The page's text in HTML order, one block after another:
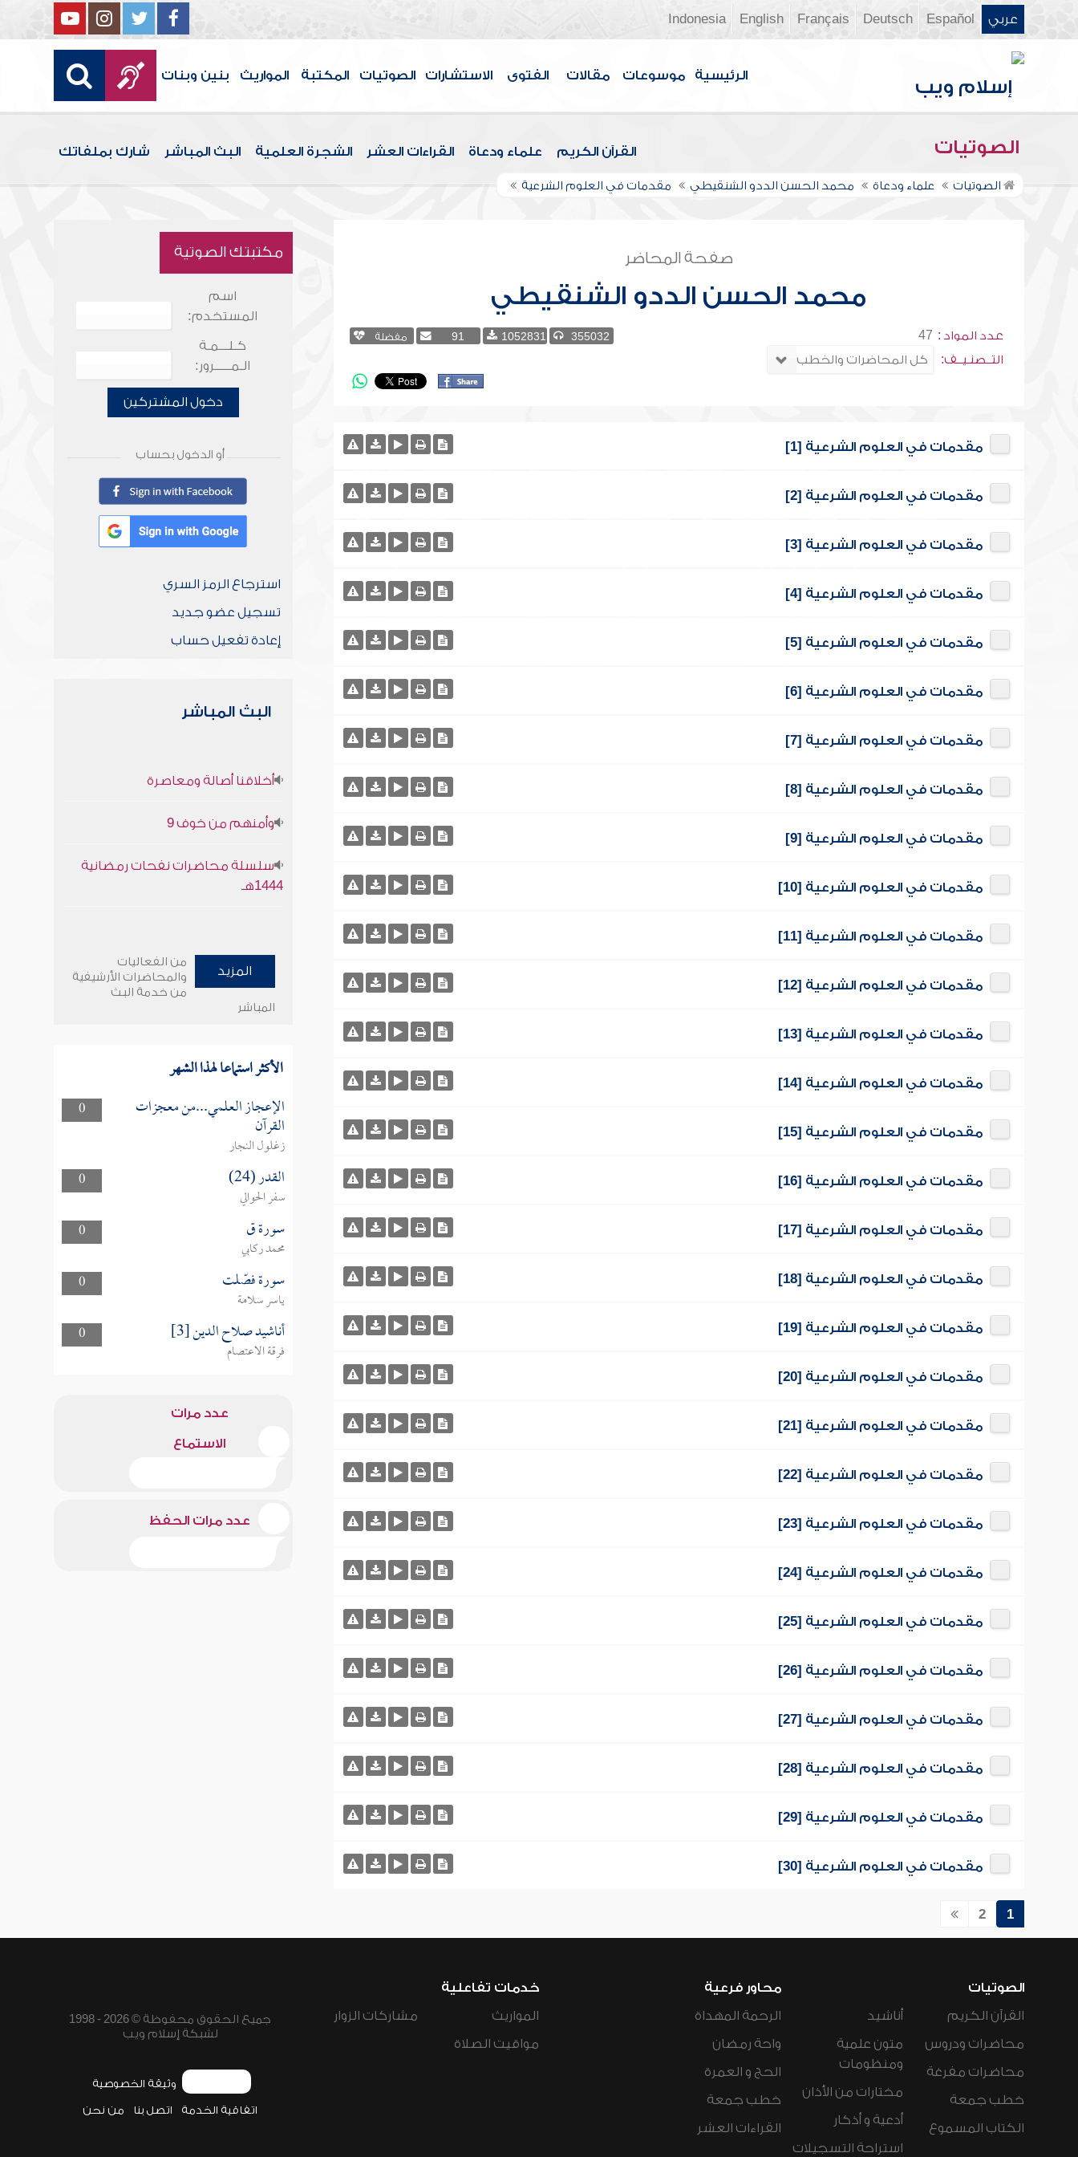
عربي Español
Deutsch
Français
English
Indonesia
الرئيسية موسوعات مقالات الفتوى الاستشارات الصوتيات المكتبة المواريث بنين وبنات
الصوتيات القرآن الكريم علماء ودعاة القراءات العشر الشجرة العلمية البث المباشر شارك بملفاتك
الصوتيات علماء ودعاة محمد الحسن الددو الشنقيطي مقدمات في العلوم الشرعية
صفحة المحاضر
محمد الحسن الددو الشنقيطي
عدد المواد : 47
التــصنـيــف:
355032
1052831
91 مفضلة
مقدمات في العلوم الشرعية [1]
مقدمات في العلوم الشرعية [2]
مقدمات في العلوم الشرعية [3]
مقدمات في العلوم الشرعية [4]
مقدمات في العلوم الشرعية [5]
مقدمات في العلوم الشرعية [6]
مقدمات في العلوم الشرعية [7]
مقدمات في العلوم الشرعية [8]
مقدمات في العلوم الشرعية [9]
مقدمات في العلوم الشرعية [10]
مقدمات في العلوم الشرعية [11]
مقدمات في العلوم الشرعية [12]
مقدمات في العلوم الشرعية [13]
مقدمات في العلوم الشرعية [14]
مقدمات في العلوم الشرعية [15]
مقدمات في العلوم الشرعية [16]
مقدمات في العلوم الشرعية [17]
مقدمات في العلوم الشرعية [18]
مقدمات في العلوم الشرعية [19]
مقدمات في العلوم الشرعية [20]
مقدمات في العلوم الشرعية [21]
مقدمات في العلوم الشرعية [22]
مقدمات في العلوم الشرعية [23]
مقدمات في العلوم الشرعية [24]
مقدمات في العلوم الشرعية [25]
مقدمات في العلوم الشرعية [26]
مقدمات في العلوم الشرعية [27]
مقدمات في العلوم الشرعية [28]
مقدمات في العلوم الشرعية [29]
مقدمات في العلوم الشرعية [30]
1
2
مكتبتك الصوتية
اسم
المستخدم:
كـلـــمـة
الـمـــــرور:
دخول المشتركين
أو الدخول بحساب
استرجاع الرمز السري
تسجيل عضو جديد
إعادة تفعيل حساب
البث المباشر
أخلاقنا أصالة ومعاصرة
وأمنهم من خوف 9
سلسلة محاضرات نفحات رمضانية
1444هـ
المزيد
من الفعاليات
والمحاضرات الأرشيفية
من خدمة البث
المباشر
الأكثر استماعا لهذا الشهر
0 الإعجاز العلمي...من معجزات
القرآن
زغلول النجار
0
القدر (24)
سفر الحوالي
0
سورة ق
محمد ركابي
0
سورة فصّلت
ياسر سلامة
0
أناشيد صلاح الدين [3]
فرقة الاعتصام
عدد مرات
الاستماع
عدد مرات الحفظ
الصوتيات
القرآن الكريم
محاضرات ودروس
محاضرات مفرغة
خطب جمعة
الكتاب المسموع
أناشيد
متون علمية
ومنظومات
مختارات من الأذان
أدعية و أذكار
استراحة التسجيلات
محاور فرعية
الرحمة المهداة
واحة رمضان
الحج و العمرة
خطب جمعة
القراءات العشر
خدمات تفاعلية
المواريث
مواقيت الصلاة
مشاركات الزوار
جميع الحقوق محفوظة © 2026 - 1998
لشبكة إسلام ويب
وثيقة الخصوصية
اتفاقية الخدمة اتصل بنا من نحن